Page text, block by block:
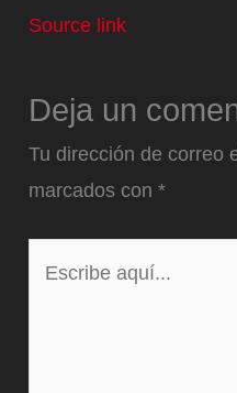
Source link
Deja un
Tu dirección de correo
marcados con *